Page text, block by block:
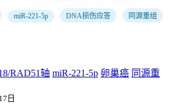
miR-221-5p DNA损伤应答 同源重组
RAD51轴 miR-221-5p 卵巢癌 同源重
日